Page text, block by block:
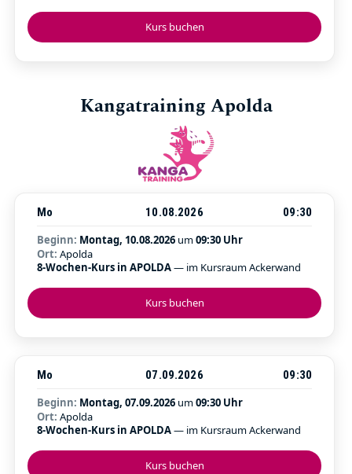
Kurs buchen
Kangatraining Apolda
Kurs buchen
Mo 10.08.2026
09:30
Beginn: Montag, 10.08.2026 um09:30 Uhr
Ort: Apolda
8-Wochen-Kurs in APOLDA— im Kursraum Ackerwand
Kurs buchen
Mo 07.09.2026
09:30
Beginn: Montag, 07.09.2026 um09:30 Uhr
Ort: Apolda
8-Wochen-Kurs in APOLDA— im Kursraum Ackerwand